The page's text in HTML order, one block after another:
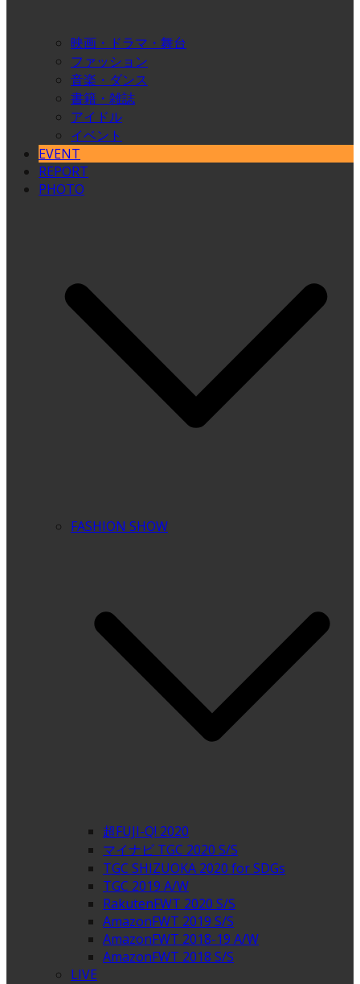
映画・ドラマ・舞台
ファッション
音楽・ダンス
書籍・雑誌
アイドル
イベント
EVENT
REPORT
PHOTO
FASHION SHOW
超FUJI-Q! 2020
マイナビ TGC 2020 S/S
TGC SHIZUOKA 2020 for SDGs
TGC 2019 A/W
RakutenFWT 2020 S/S
AmazonFWT 2019 S/S
AmazonFWT 2018-19 A/W
AmazonFWT 2018 S/S
LIVE